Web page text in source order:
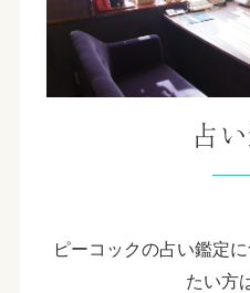
占
ピーコックの占い鑑定
たい方